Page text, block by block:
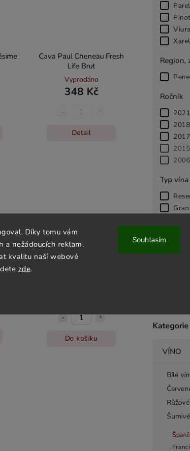
Díky tomu vám
a nežádoucích reklam.
kvalitu naší webové
zde.
Souhlasím
Region,
Ročník
2021
2018
2017
2015
2006
Typ vína
Zrání
Kategorie
VÍNO
Bílé
Cava Paul Cheneau Fresh
Life Brut
Vyprodáno
348 Kč
Detail
Cava UNPLUGGED Rosé Brut
Do košíku